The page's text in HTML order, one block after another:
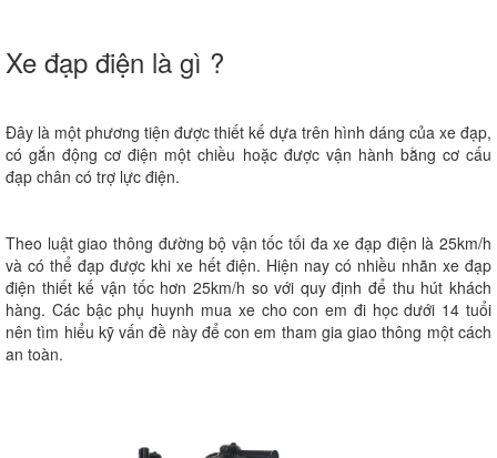
Xe đạp điện là gì ?
Đây là một phương tiện được thiết kế dựa trên hình dáng của xe đạp,
có gắn động cơ điện một chiều hoặc được vận hành bằng cơ cấu
đạp chân có trợ lực điện.
Theo luật giao thông đường bộ vận tốc tối đa xe đạp điện là 25km/h
và có thể đạp được khi xe hết điện. Hiện nay có nhiều nhãn xe đạp
điện thiết kế vận tốc hơn 25km/h so với quy định để thu hút khách
hàng. Các bậc phụ huynh mua xe cho con em đi học dưới 14 tuổi
nên tìm hiểu kỹ vấn đề này để con em tham gia giao thông một cách
an toàn.